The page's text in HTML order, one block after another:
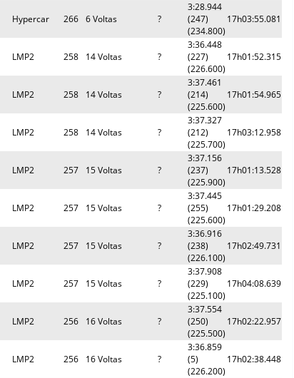
Hypercar 266 6 Voltas ?
3:28.944
(247)
(234.800)
17h03:55.081
LMP2 258 14 Voltas ?
3:36.448
(227)
(226.600)
17h01:52.315
LMP2 258 14 Voltas ?
3:37.461
(214)
(225.600)
17h01:54.965
LMP2 258 14 Voltas ?
3:37.327
(212)
(225.700)
17h03:12.958
LMP2 257 15 Voltas ?
3:37.156
(237)
(225.900)
17h01:13.528
LMP2 257 15 Voltas ?
3:37.445
(255)
(225.600)
17h01:29.208
LMP2 257 15 Voltas ?
3:36.916
(238)
(226.100)
17h02:49.731
LMP2 257 15 Voltas ?
3:37.908
(229)
(225.100)
17h04:08.639
LMP2 256 16 Voltas ?
3:37.554
(250)
(225.500)
17h02:22.957
LMP2 256 16 Voltas ?
3:36.859
(5)
(226.200)
17h02:38.448